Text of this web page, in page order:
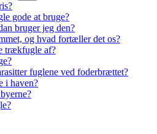
gode at bruge?
bruger jeg den?
og hvad fortæller det os?
trækfugle af?
fuglene ved foderbrættet?
i haven?